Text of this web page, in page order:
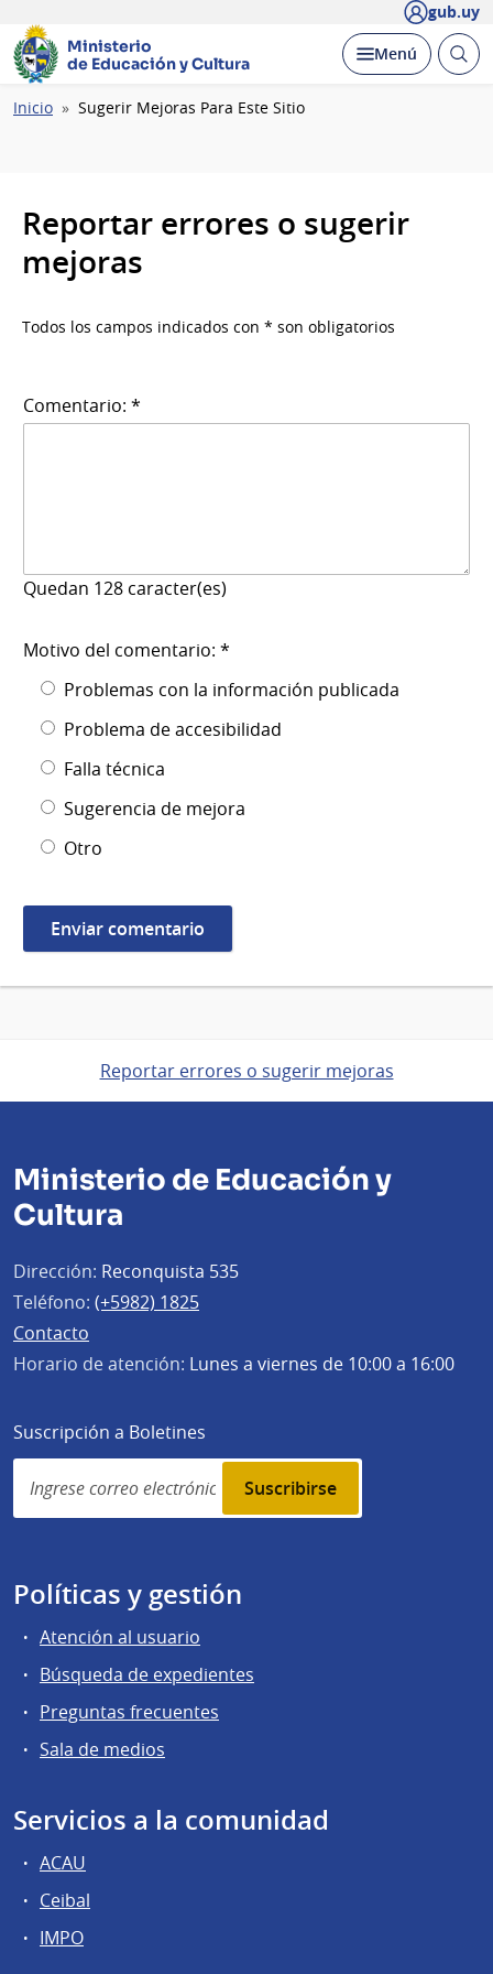
gub.uy
Ministerio
de Educación y Cultura
Desplegar
Menú Abrir
Ruta
Inicio Sugerir Mejoras Para Este Sitio
Reportar errores o sugerir
mejoras
Todos los campos indicados con * son obligatorios
Comentario: *
Quedan 128 caracter(es)
Motivo del comentario: *
Problemas con la información publicada
Problema de accesibilidad
Falla técnica
Sugerencia de mejora
Otro
Reportar errores o sugerir mejoras
Ministerio de Educación y
Cultura
Dirección: Reconquista 535
Teléfono: (+5982) 1825
Contacto
Horario de atención: Lunes a viernes de 10:00 a 16:00
Suscripción a Boletines
Simplenews
subscription
Políticas y gestión
Atención al usuario
Búsqueda de expedientes
Preguntas frecuentes
Sala de medios
Servicios a la comunidad
ACAU
Ceibal
IMPO